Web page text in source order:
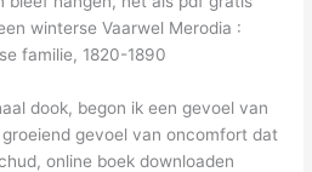
winterse Vaarwel Merodia :
familie, 1820-1890
dook, begon ik een gevoel van
gevoel van oncomfort dat
online boek downloaden